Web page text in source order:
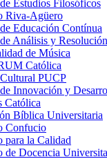
Estudios Filosóficos
Riva-Agüero
Educación Contínua
Análisis y
de Música
Católica
PUCP
Innovación y
Católica
Bíblica Universitaria
Confucio
para la Calidad
de Docencia